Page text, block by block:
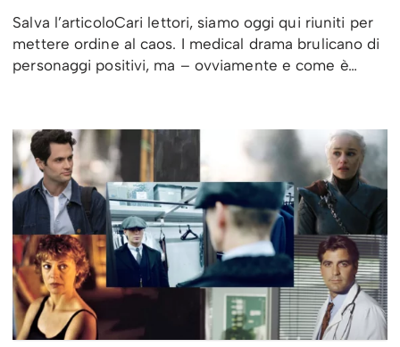
Salva l’articoloCari lettori, siamo oggi qui riuniti per
mettere ordine al caos. I medical drama brulicano di
personaggi positivi, ma – ovviamente e come è…